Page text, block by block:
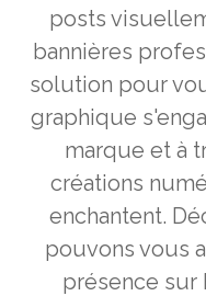
posts
bannières
solution pour
graphique
marque et à
créations
enchantent.
pouvons vous
présence sur